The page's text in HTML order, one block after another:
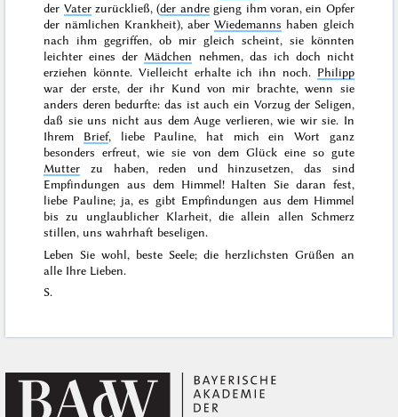
der Vaterzurückließ, (der andregieng ihm voran, ein Opfer
der nämlichen Krankheit), aberWiedemanns haben gleich
nach ihm gegriffen, ob mir gleich scheint, sie könnten
leichter eines der Mädchen nehmen, das ich doch nicht
erziehen könnte. Vielleicht erhalte ich ihn noch. Philipp
war der erste, der ihr Kund von mir brachte, wenn sie
anders deren bedurfte: das ist auch ein Vorzug der Seligen,
daß sie uns nicht aus dem Auge verlieren, wie wir sie. In
Ihrem Brief, liebe Pauline, hat mich ein Wort ganz
besonders erfreut, wie sie von dem Glück eine so gute
Mutter zu haben, reden und hinzusetzen, das sind
Empfindungen aus dem Himmel! Halten Sie daran fest,
liebe Pauline; ja, es gibt Empfindungen aus dem Himmel
bis zu unglaublicher Klarheit, die allein allen Schmerz
stillen, uns wahrhaft beseligen.
Leben Sie wohl, beste Seele; die herzlichsten Grüßen an
alle Ihre Lieben.
S.